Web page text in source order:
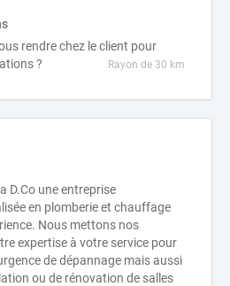
rendre chez le client pour
?
Rayon de 30 km
D.Co une entreprise
en plomberie et chauffage
Nous mettons nos
expertise à votre service pour
de dépannage mais aussi
ou de rénovation de salles